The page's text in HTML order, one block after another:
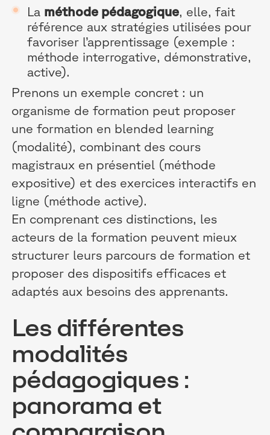
La méthode pédagogique, elle, fait
référence aux stratégies utilisées pour
favoriser l’apprentissage (exemple :
méthode interrogative, démonstrative,
active).
Prenons un exemple concret : un
organisme de formation peut proposer
une formation en blended learning
(modalité), combinant des cours
magistraux en présentiel (méthode
expositive) et des exercices interactifs en
ligne (méthode active).
En comprenant ces distinctions, les
acteurs de la formation peuvent mieux
structurer leurs parcours de formation et
proposer des dispositifs efficaces et
adaptés aux besoins des apprenants.
Les différentes
modalités
pédagogiques :
panorama et